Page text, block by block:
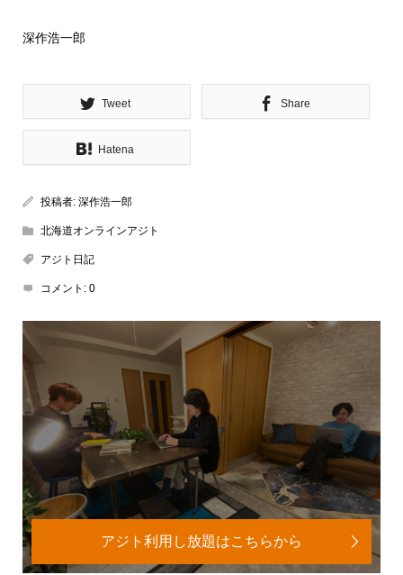
深作浩一郎
Tweet Share
Hatena
投稿者: 深作浩一郎
北海道オンラインアジト
アジト日記
コメント: 0
アジト利用し放題はこちらから